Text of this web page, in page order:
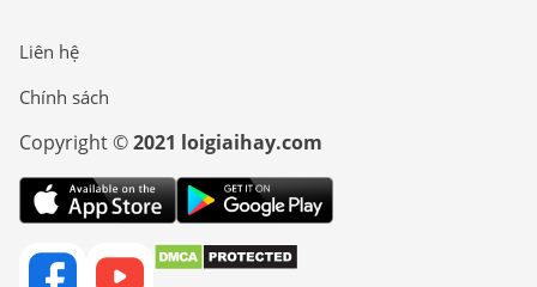
Liên hệ
Chính sách
Copyright ©2021 loigiaihay.com